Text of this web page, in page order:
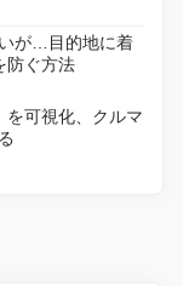
が…目的地に着
防ぐ方法
を可視化、クルマ